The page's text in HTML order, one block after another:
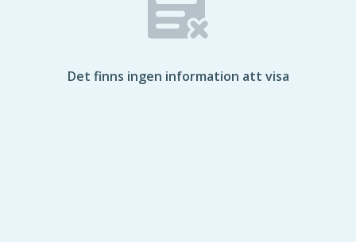
Det finns ingen information att visa